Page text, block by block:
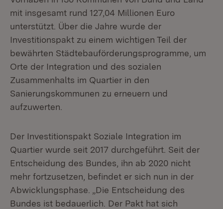
mit insgesamt rund 127,04 Millionen Euro
unterstützt. Über die Jahre wurde der
Investitionspakt zu einem wichtigen Teil der
bewährten Städtebauförderungsprogramme, um
Orte der Integration und des sozialen
Zusammenhalts im Quartier in den
Sanierungskommunen zu erneuern und
aufzuwerten.
Der Investitionspakt Soziale Integration im
Quartier wurde seit 2017 durchgeführt. Seit der
Entscheidung des Bundes, ihn ab 2020 nicht
mehr fortzusetzen, befindet er sich nun in der
Abwicklungsphase. „Die Entscheidung des
Bundes ist bedauerlich. Der Pakt hat sich